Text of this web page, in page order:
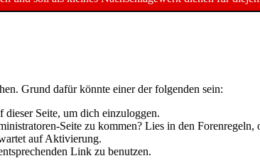
Grund dafür könnte einer der folgenden sein:
Seite, um dich einzuloggen.
Seite zu kommen? Lies in den
auf Aktivierung.
Link zu benutzen.